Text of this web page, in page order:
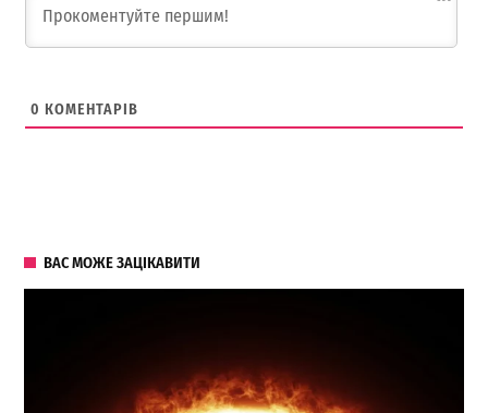
0 КОМЕНТАРІВ
ВАС МОЖЕ ЗАЦІКАВИТИ